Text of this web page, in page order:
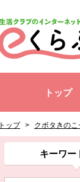
トップ
トップ > クボタきのこ
ここから消費材検
キーワー
消費材検索メニュ
ここから本文です。
ここから組合員向
組合員向けメニュ
ここから本文です。